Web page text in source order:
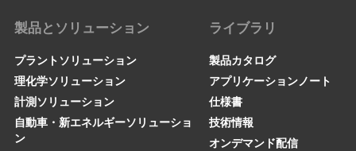
製品とソリューション
プラントソリューション
理化学ソリューション
計測ソリューション
自動車・新エネルギーソリューショ
ン
ライブラリ
製品カタログ
アプリケーションノート
仕様書
技術情報
オンデマンド配信